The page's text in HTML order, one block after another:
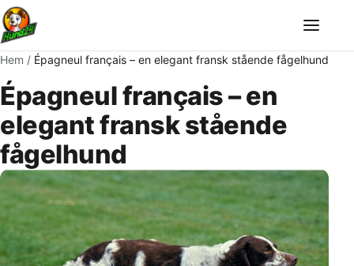
Meny
Hem / Épagneul français – en elegant fransk stående fågelhund
Épagneul français – en
elegant fransk stående
fågelhund